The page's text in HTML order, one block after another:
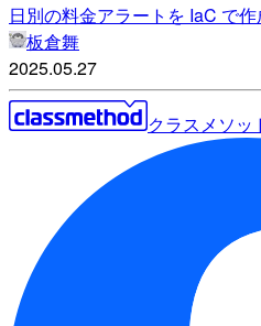
日別の料金アラートを IaC で
板倉舞
2025.05.27
クラスメソッ